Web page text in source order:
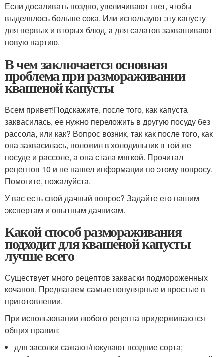
Если досаливать поздно, увеличивают гнет, чтобы
выделялось больше сока. Или используют эту капусту
для первых и вторых блюд, а для салатов заквашивают
новую партию.
В чем заключается основная
проблема при размораживании
квашеной капусты
Всем привет!Подскажите, после того, как капуста
заквасилась, ее нужно переложить в другую посуду без
рассола, или как? Вопрос возник, так как после того, как
она заквасилась, положил в холодильник в той же
посуде и рассоле, а она стала мягкой. Прочитал
рецептов 10 и не нашел информации по этому вопросу.
Помогите, пожалуйста.
У вас есть свой дачный вопрос? Задайте его нашим
экспертам и опытным дачникам.
Какой способ размораживания
подходит для квашеной капусты
лучше всего
Существует много рецептов закваски подмороженных
кочанов. Предлагаем самые популярные и простые в
приготовлении.
При использовании любого рецепта придерживаются
общих правил:
для засолки сажают/покупают поздние сорта;